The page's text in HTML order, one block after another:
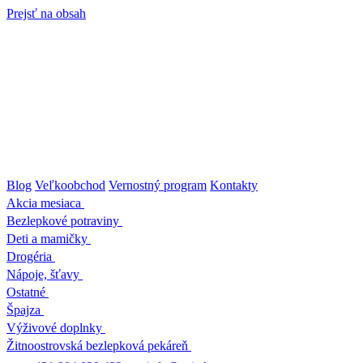
Prejsť na obsah
Blog Veľkoobchod Vernostný program Kontakty
Akcia mesiaca
Bezlepkové potraviny
Deti a mamičky
Drogéria
Nápoje, šťavy
Ostatné
Špajza
Výživové doplnky
Žitnoostrovská bezlepková pekáreň